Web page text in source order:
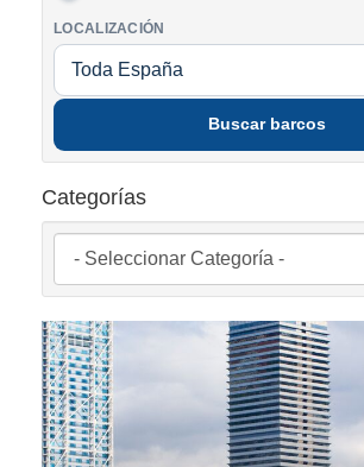
LOCALIZACIÓN
Buscar barcos
Categorías